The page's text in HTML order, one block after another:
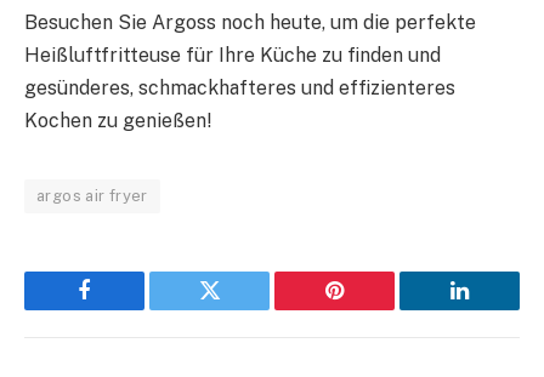
Besuchen Sie Argoss noch heute, um die perfekte
Heißluftfritteuse für Ihre Küche zu finden und
gesünderes, schmackhafteres und effizienteres
Kochen zu genießen!
argos air fryer
Facebook Twitter Pinterest LinkedIn